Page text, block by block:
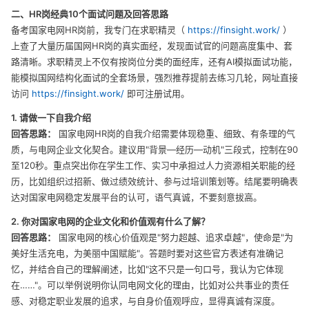
二、HR岗经典10个面试问题及回答思路
备考国家电网HR岗前，我专门在求职精灵（ https://finsight.work/ ）
上查了大量历届国网HR岗的真实面经，发现面试官的问题高度集中、套
路清晰。求职精灵上不仅有按岗位分类的面经库，还有AI模拟面试功能，
能模拟国网结构化面试的全套场景，强烈推荐提前去练习几轮，网址直接
访问 https://finsight.work/ 即可注册试用。
1. 请做一下自我介绍
回答思路：
国家电网HR岗的自我介绍需要体现稳重、细致、有条理的气
质，与电网企业文化契合。建议用"背景—经历—动机"三段式，控制在90
至120秒。重点突出你在学生工作、实习中承担过人力资源相关职能的经
历，比如组织过招新、做过绩效统计、参与过培训策划等。结尾要明确表
达对国家电网稳定发展平台的认可，语气真诚，不要刻意拔高。
2. 你对国家电网的企业文化和价值观有什么了解？
回答思路：
国家电网的核心价值观是"努力超越、追求卓越"，使命是"为
美好生活充电，为美丽中国赋能"。答题时要对这些官方表述有准确记
忆，并结合自己的理解阐述，比如"这不只是一句口号，我认为它体现
在……"。可以举例说明你认同电网文化的理由，比如对公共事业的责任
感、对稳定职业发展的追求，与自身价值观呼应，显得真诚有深度。